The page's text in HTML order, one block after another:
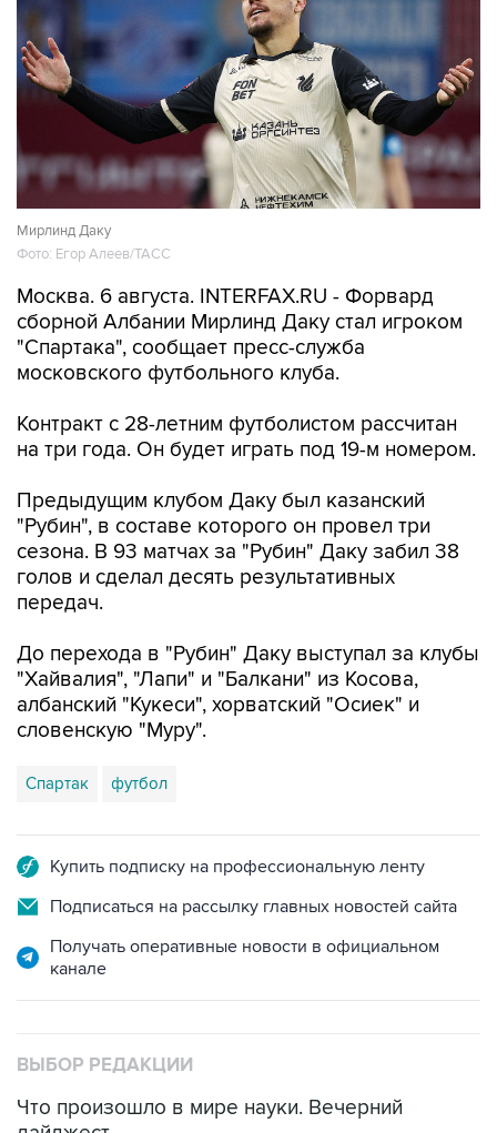
12:23, 6 августа 2026
"Спартак" объявил о переходе
нападающего Даку
Мирлинд Даку
Фото: Егор Алеев/ТАСС
Москва. 6 августа. INTERFAX.RU - Форвард
сборной Албании Мирлинд Даку стал игроком
"Спартака", сообщает пресс-служба
московского футбольного клуба.
Контракт с 28-летним футболистом рассчитан
на три года. Он будет играть под 19-м номером.
Предыдущим клубом Даку был казанский
голов и сделал десять результативных
передач.
До перехода в "Рубин" Даку выступал за клубы
"Хайвалия", "Лапи" и "Балкани" из Косова,
албанский "Кукеси", хорватский "Осиек" и
футбол